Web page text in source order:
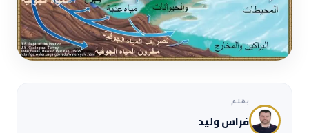
بقلم
فراس وليد